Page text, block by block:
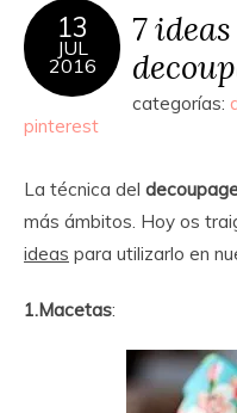
13
JUL
2016
7
categorías:
pinterest
La técnica del
más ámbitos. Hoy os
ideas para utilizarlo en
1.Macetas: